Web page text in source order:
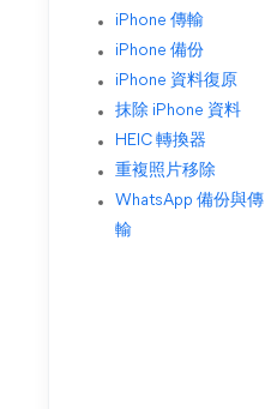
iPhone 傳輸
iPhone 備份
iPhone 資料復原
抹除 iPhone 資料
HEIC 轉換器
重複照片移除
WhatsApp 備份與傳
輸